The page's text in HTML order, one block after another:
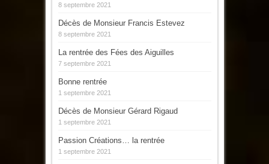
8 septembre 2021
Décès de Monsieur Francis Estevez
8 septembre 2021
La rentrée des Fées des Aiguilles
7 septembre 2021
Bonne rentrée
1 septembre 2021
Décès de Monsieur Gérard Rigaud
1 septembre 2021
Passion Créations… la rentrée
1 septembre 2021